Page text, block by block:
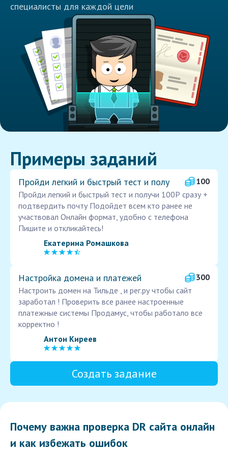
специалисты для каждой цели
Примеры заданий
Пройди легкий и быстрый тест и полу
100
Пройди легкий и быстрый тест и получи 100Р сразу +
подтвердить почту Подойдет всем кто ранее не
участвовал Онлайн формат, удобно с телефона
Пишите и откликайтесь!
Екатерина Ромашкова
Настройка домена и платежей
300
Настроить домен на Тильде , и рег.ру чтобы сайт
заработал ! Проверить все ранее настроенные
платежные системы Продамус, чтобы работало все
корректно !
Антон Киреев
Создать задание
Почему важна проверка DR сайта онлайн
и как избежать ошибок